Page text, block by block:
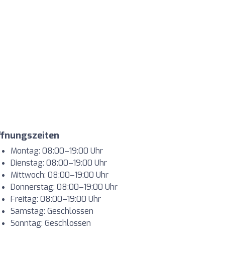
Montag: 08:00–19:00 Uhr
Dienstag: 08:00–19:00 Uhr
Mittwoch: 08:00–19:00 Uhr
Donnerstag: 08:00–19:00 Uhr
Freitag: 08:00–19:00 Uhr
Samstag: Geschlossen
Sonntag: Geschlossen